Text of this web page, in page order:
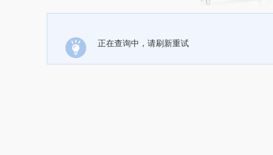
正在查询中，请刷新重试